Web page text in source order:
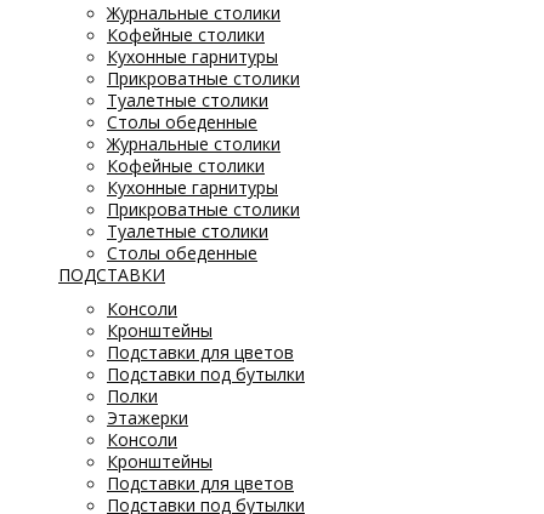
Журнальные столики
Кофейные столики
Кухонные гарнитуры
Прикроватные столики
Туалетные столики
Столы обеденные
Журнальные столики
Кофейные столики
Кухонные гарнитуры
Прикроватные столики
Туалетные столики
Столы обеденные
ПОДСТАВКИ
Консоли
Кронштейны
Подставки для цветов
Подставки под бутылки
Полки
Этажерки
Консоли
Кронштейны
Подставки для цветов
Подставки под бутылки